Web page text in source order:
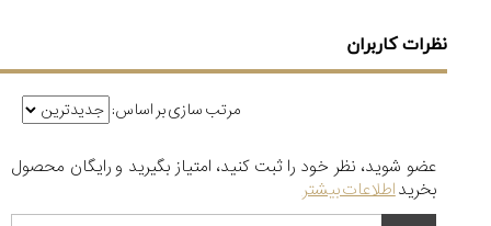
نظرات کاربران
مرتب سازی بر اساس:
عضو شوید، نظر خود را ثبت کنید، امتیاز بگیرید و رایگان محصول
بخریداطلاعات بیشتر